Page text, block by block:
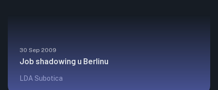
30 Sep 2009
Job shadowing u Berlinu
LDA Subotica